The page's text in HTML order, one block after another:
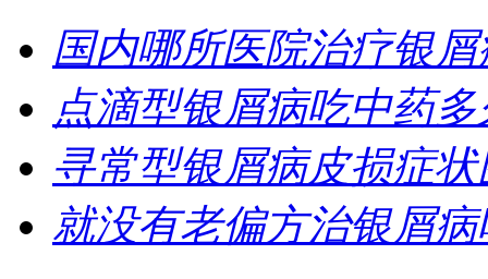
国内哪所医院治疗银
点滴型银屑病吃中药
寻常型银屑病皮损症
就没有老偏方治银屑